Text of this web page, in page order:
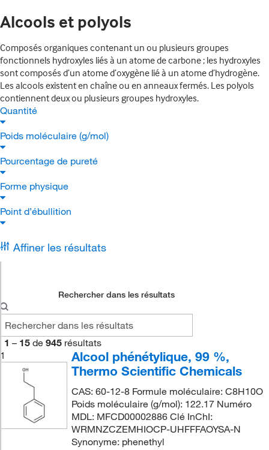
Alcools et polyols
Composés organiques contenant un ou plusieurs groupes
fonctionnels hydroxyles liés à un atome de carbone ; les hydroxyles
sont composés d’un atome d’oxygène lié à un atome d’hydrogène.
Les alcools existent en chaîne ou en anneaux fermés. Les polyols
contiennent deux ou plusieurs groupes hydroxyles.
Quantité
Poids moléculaire (g/mol)
Pourcentage de pureté
Forme physique
Point d’ébullition
Affiner les résultats
Rechercher dans les résultats
1 – 15 de 945 résultats
1
Alcool phénétylique, 99 %,
Thermo Scientific Chemicals
CAS: 60-12-8 Formule moléculaire: C8H10O
Poids moléculaire (g/mol): 122.17 Numéro
MDL: MFCD00002886 Clé InChI:
WRMNZCZEMHIOCP-UHFFFAOYSA-N
Synonyme: phenethyl